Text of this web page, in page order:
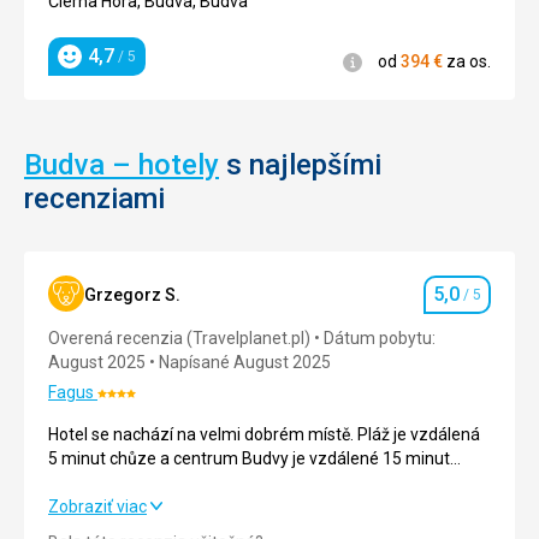
Bezbariérový
prístup
vzhľad
mesta
Sochy /
Hodnotenie
4,7 / 5 Informácie
od 394€ za os.
Budva – hotely s najlepšími
recenziami
Grzegorz S. Hodnotenie
5,0 / 5
Overená recenzia (Travelplanet.pl)
Dátum pobytu:
August 2025
Napísané August 2025
FagusHodnotenie:
Hotel se nachází na velmi dobrém místě. Pláž je vzdálená
5 minut chůze a centrum Budvy je vzdálené 15 minut
se uklízejí denně a denně se vyměňuje ložní prádlo a
Hotel se nachází na velmi dobrém místě. Pláž je vzdálená
Zobraziť viac